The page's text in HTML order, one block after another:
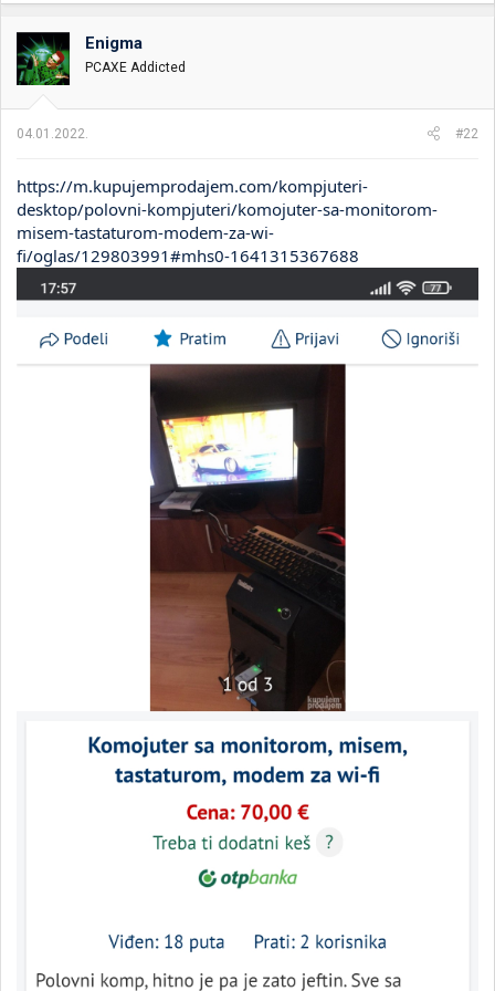
Enigma
PCAXE Addicted
04.01.2022. #22
https://m.kupujemprodajem.com/kompjuteri-
desktop/polovni-kompjuteri/komojuter-sa-monitorom-
misem-tastaturom-modem-za-wi-
fi/oglas/129803991#mhs0-1641315367688